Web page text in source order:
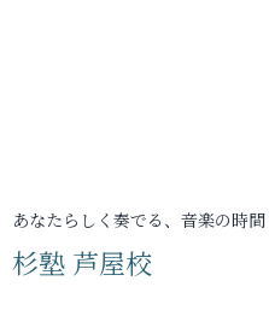
あなたらしく奏でる、音楽の時間
杉塾 芦屋校